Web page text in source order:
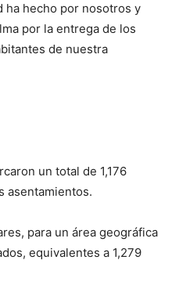
ha hecho por nosotros y
por la entrega de los
de nuestra
un total de 1,176
asentamientos.
para un área geográfica
equivalentes a 1,279